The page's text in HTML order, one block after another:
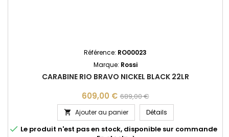
Référence: RO00023
Marque: Rossi
CARABINE RIO BRAVO NICKEL BLACK 22LR
609,00 € 689,00 €
 Ajouter au panier DétailsCARABINE RIO
 Le produit n'est pas en stock, disponible sur commande